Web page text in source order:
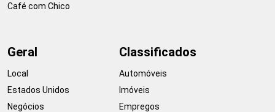
Café com Chico
Geral
Local
Estados Unidos
Negócios
Classificados
Automóveis
Imóveis
Empregos